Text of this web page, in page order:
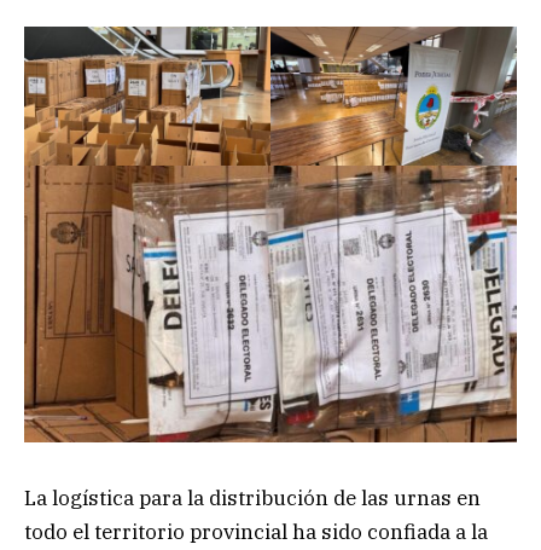
La logística para la distribución de las urnas en
todo el territorio provincial ha sido confiada a la